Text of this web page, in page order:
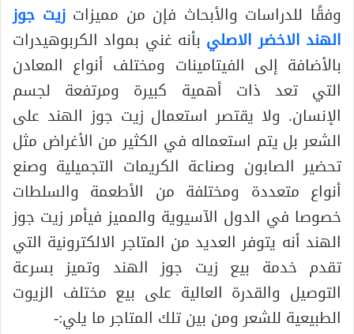
وفقًا للدراسات والأبحاث فإن من مميزاتزيت جوز
الهند الاخضر الاصلي بأنه غني بمواد الكربوهيدرات
بالأضافة إلى الفيتامينات ومختلف أنواع المعادن
التي تعد ذات أهمية كبيرة ومرتفعة لجسم
الإنسان. ولا يقتصر استعمال زيت جوز الهند على
الشعر بل يتم استعماله في الكثير من الأغراض مثل
تحضير الصابون وصناعة الكريمات التجميلية وصنع
أنواع متعددة ومختلفة من الأطعمة والسلطات
خصوصا في الدول الآسيوية والمميز فيأمر زيت جوز
الهند أنه يتوفر العديد من المتاجر الالكترونية التي
تقدم خدمة بيع زيت جوز الهند وتميز بسرعة
التوصيل والقدرة العالية على بيع مختلف الزيوت
الطبيعية للشعر ومن بين تلك المتاجر ما يلي:-